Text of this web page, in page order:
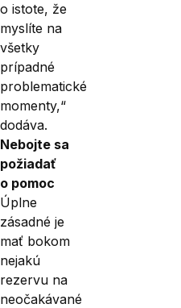
o istote, že
myslíte na
všetky
prípadné
problematické
momenty,“
dodáva.
Nebojte sa
požiadať
o pomoc
Úplne
zásadné je
mať bokom
nejakú
rezervu na
neočakávané